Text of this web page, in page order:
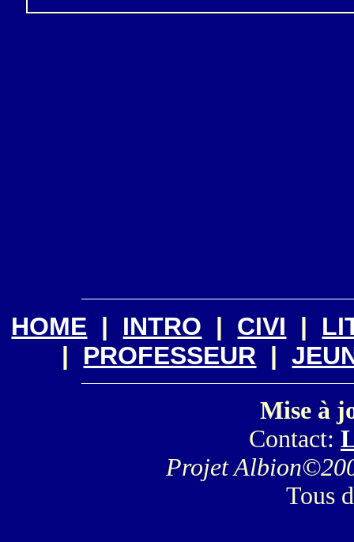
HOME | INTRO | CIVI |
| PROFESSEUR |
Mise à
Contact:
Projet Albion
Tous